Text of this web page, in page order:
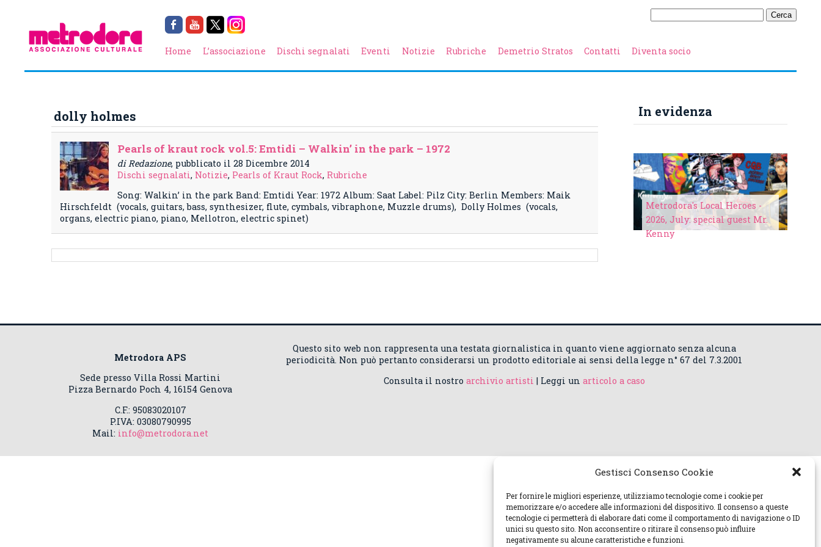
Gestisci Consenso Cookie
Per fornire le migliori esperienze, utilizziamo tecnologie come i cookie per
memorizzare e/o accedere alle informazioni del dispositivo. Il consenso a queste
tecnologie ci permetterà di elaborare dati come il comportamento di navigazione o ID
unici su questo sito. Non acconsentire o ritirare il consenso può influire
negativamente su alcune caratteristiche e funzioni.
Home L’associazione Dischi segnalati Eventi Notizie Rubriche Demetrio Stratos Contatti Diventa socio
dolly holmes
Pearls of kraut rock vol.5: Emtidi – Walkin’ in the park – 1972
di Redazione, pubblicato il 28 Dicembre 2014
Dischi segnalati, Notizie, Pearls of Kraut Rock, Rubriche
Song: Walkin’ in the park Band: Emtidi Year: 1972 Album: Saat Label: Pilz City: Berlin Members: Maik
Hirschfeldt (vocals, guitars, bass, synthesizer, flute, cymbals, vibraphone, Muzzle drums), Dolly Holmes (vocals,
organs, electric piano, piano, Mellotron, electric spinet)
In evidenza
Metrodora's Local Heroes -
2026, July: special guest Mr.
Kenny
Metrodora APS
Sede presso Villa Rossi Martini
Pizza Bernardo Poch 4, 16154 Genova
C.F.: 95083020107
P.IVA: 03080790995
Mail: info@metrodora.net
Questo sito web non rappresenta una testata giornalistica in quanto viene aggiornato senza alcuna
periodicità. Non può pertanto considerarsi un prodotto editoriale ai sensi della legge n° 67 del 7.3.2001
Consulta il nostro archivio artisti | Leggi un articolo a caso